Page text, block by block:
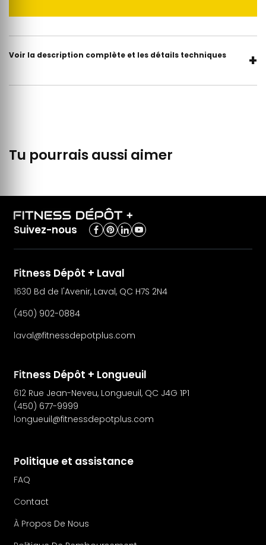
Voir la description complète et les détails techniques +
Tu pourrais aussi aimer
Suivez-nous
Fitness Dépôt + Laval
1630 Bd de l'Avenir, Laval, QC H7S 2N4
(450) 902-0884
laval@fitnessdepotplus.com
Fitness Dépôt + Longueuil
612 Rue Jean-Neveu, Longueuil, QC J4G 1P1
(450) 677-9999
longueuil@fitnessdepotplus.com
Politique et assistance
FAQ
Contact
À Propos De Nous